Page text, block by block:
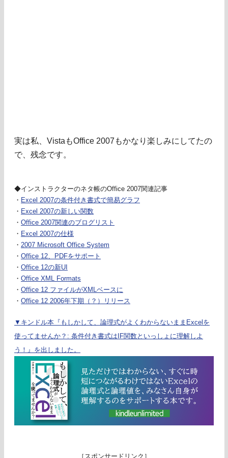
実は私、VistaもOffice 2007もかなり楽しみにしてたの
で、残念です。
◆インストラクターのネタ帳のOffice 2007関連記事
・ Excel 2007の条件付き書式で簡易グラフ
・ Excel 2007の新しい関数
・ Office 2007関連のブログリスト
・ Excel 2007の仕様
・ 2007 Microsoft Office System
・ Office 12、PDFをサポート
・ Office 12の新UI
・ Office XML Formats
・ Office 12 ファイルがXMLベースに
・ Office 12 2006年下期（？）リリース
▼キンドル本『もしかして、論理式がよくわからないままExcelを
使ってませんか？: 条件付き書式はIF関数といっしょに理解しよ
う！』を出しました。
［スポンサードリンク］